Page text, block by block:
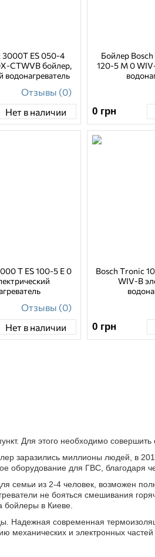
3000T ES 050-4
CTWVB бойлер,
водонагреватель
Отзывы (0)
Нет в наличии
Бойлер
120-5 M 0
0 грн
T ES 100-5 E 0
Отзывы (0)
Нет в наличии
Bosch Tronic
WIV-B
0 грн
Для этого необходимо
заразились миллионы людей, в
оборудование для ГВС, благодаря
семьи из 2-4 человек, возможен
не бояться смешивания
бойлеры в Киеве.
Надежная современная
механических и электронных